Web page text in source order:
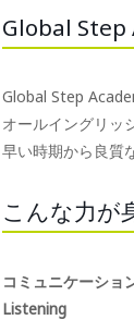
Global
Global Step
オールイングリッ
早い時期から良質
こんな力が
コミュニケーショ
Listening